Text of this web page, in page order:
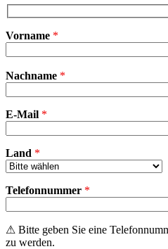
Vorname *
lasse
leer.
Nachname *
E-Mail *
Land *
Telefonnummer *
⚠ Bitte geben Sie eine
zu werden.